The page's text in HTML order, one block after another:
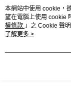
熱門標籤
本網站中使用 cookie，
望在電腦上使用 cookie
權條款 」之 Cookie 聲
用條款之 Cookie 聲明使
了解更多 >